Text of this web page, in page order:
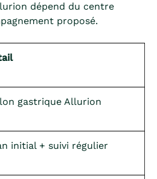
dépend du centre
proposé.
gastrique Allurion
initial + suivi régulier